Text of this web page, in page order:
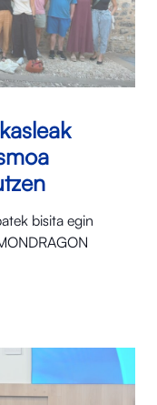
bisita egin